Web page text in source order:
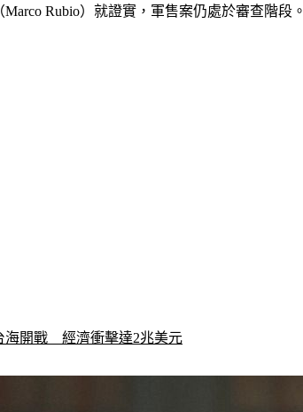
Rubio）就證實，軍售案仍處於審查階段。
開戰　經濟衝擊達2兆美元